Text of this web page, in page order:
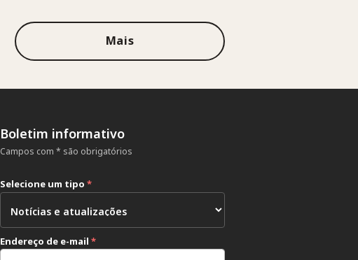
Mais
Boletim informativo
Campos com * são obrigatórios
Selecione um tipo *
Endereço de e-mail *